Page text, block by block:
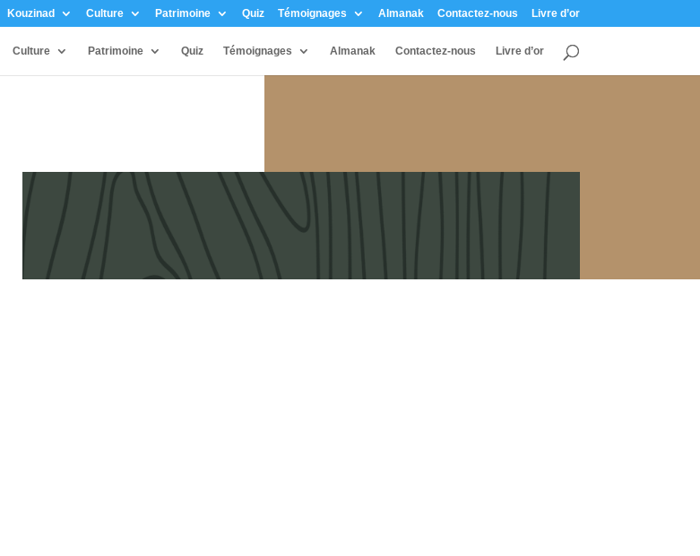
Kouzinad Culture Patrimoine Quiz Témoignages Almanak Contactez-nous Livre d’or
Culture Patrimoine Quiz Témoignages Almanak Contactez-nous Livre d’or